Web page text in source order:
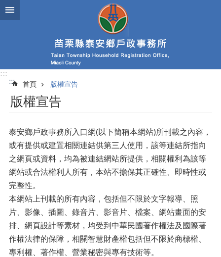
跳到主要內容區塊
:::
:::
首頁 版權宣告
版權宣告
泰安鄉戶政事務所入口網(以下簡稱本網站)所刊載之內容，
或有提供或建置相關連結供第三人使用，該等連結所指向
之網頁或資料，均為被連結網站所提供，相關權利為該等
網站或合法權利人所有，本站不擔保其正確性、即時性或
完整性。
本網站上刊載的所有內容，包括但不限於文字報導、照
片、影像、插圖、錄音片、影音片、檔案、網站畫面的安
排、網頁設計等素材，均受到中華民國著作權法及國際著
作權法律的保障，相關智慧財產權包括但不限於商標權、
專利權、著作權、營業秘密與專有技術等。